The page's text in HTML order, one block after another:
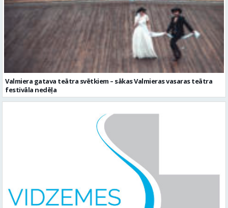
Valmiera gatava teātra svētkiem – sākas Valmieras vasaras teātra
festivāla nedēļa